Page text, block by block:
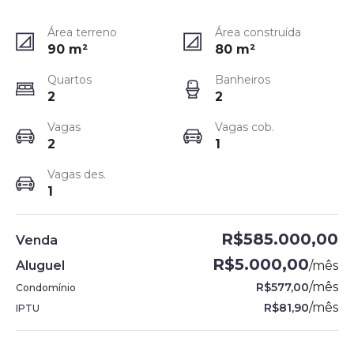
Área terreno
90 m²
Área construída
80 m²
Quartos
2
Banheiros
2
Vagas
2
Vagas cob.
1
Vagas des.
1
Venda R$585.000,00
Aluguel R$5.000,00/mês
Condomínio R$577,00/mês
IPTU R$81,90/mês